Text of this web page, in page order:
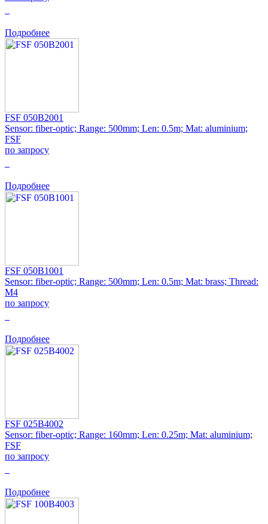
Подробнее
FSF 050B2001
Sensor: fiber-optic; Range: 500mm; Len: 0.5m; Mat: aluminium;
FSF
по запросу
Подробнее
FSF 050B1001
Sensor: fiber-optic; Range: 500mm; Len: 0.5m; Mat: brass; Thread:
M4
по запросу
Подробнее
FSF 025B4002
Sensor: fiber-optic; Range: 160mm; Len: 0.25m; Mat: aluminium;
FSF
по запросу
Подробнее